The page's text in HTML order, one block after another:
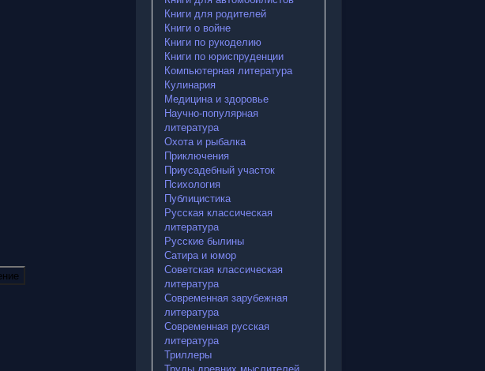
Книги для родителей
Книги о войне
Книги по рукоделию
Книги по юриспруденции
Компьютерная литература
Кулинария
Медицина и здоровье
Научно-популярная
литература
Охота и рыбалка
Приключения
Приусадебный участок
Психология
Публицистика
Русская классическая
литература
Русские былины
Сатира и юмор
Советская классическая
литература
Современная зарубежная
литература
Современная русская
литература
Триллеры
Труды древних мыслителей